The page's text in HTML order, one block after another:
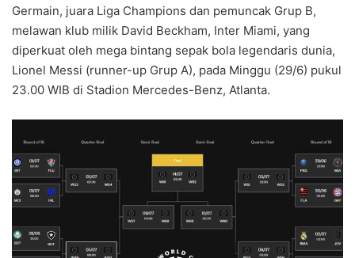
Germain, juara Liga Champions dan pemuncak Grup B,
melawan klub milik David Beckham, Inter Miami, yang
diperkuat oleh mega bintang sepak bola legendaris dunia,
Lionel Messi (runner-up Grup A), pada Minggu (29/6) pukul
23.00 WIB di Stadion Mercedes-Benz, Atlanta.